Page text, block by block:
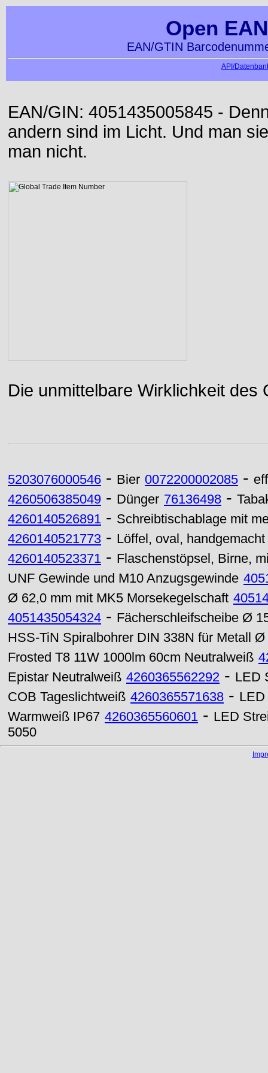
Open
EAN/GTIN
API/
EAN/GIN: 4051435005845 -
andern sind im Licht. Und man
man nicht.
Die unmittelbare Wirklichkeit des
5203076000546 - Bier 0072200002085 -
4260506385049 - Dünger 76136498 -
4260140526891 - Schreibtischablage mit
4260140521773 - Löffel, oval, handgemacht
4260140523371 - Flaschenstöpsel, Birne,
UNF Gewinde und M10 Anzugsgewinde
Ø 62,0 mm mit MK5 Morsekegelschaft
4051435054324 - Fächerschleifscheibe Ø
HSS-TiN Spiralbohrer DIN 338N für Metall Ø
Frosted T8 11W 1000lm 60cm Neutralweiß
Epistar Neutralweiß 4260365562292 - LED
COB Tageslichtweiß 4260365571638 -
Warmweiß IP67 4260365560601 - LED
5050